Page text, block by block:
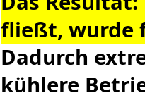
fließt, wurde
Dadurch
kühlere